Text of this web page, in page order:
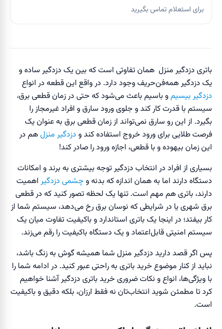
برای استعلام تماس بگیرید
باتری دزدگیر منزل همان تفاوتی است که بین یک دزدگیر ساده و
یک دزدگیر همه‌فن‌حریف وجود دارد. در واقع این قطعه در انواع
دزدگیر بیسیمو باسیم باعث می‌شود که حتی در زمان قطعی برق،
سیستم با قدرت کار کند و جلوی ورود سارق و افراد غیرمجاز را
بگیرد. از این رو سارق نمی‌تواند از زمان قطعی برق به عنوان یک
فرصت طلایی برای ورود خروج استفاده کند و دزدگیر منزلهم در
این زمان بیهوده و با قطعی، اجازه ورود را صادر کند!
بسیاری از افراد در انتخاب دزدگیر توجه بیشتری به برند و امکانات
دستگاه دارند اما به همان اندازه که بدنه و چشمی دزدگیر اهمیت
دارند، باتری هم مهم است. تنها یک لحظه تصور کنید که در قطعی
برق شهری یا در شرایطی که نوسان برق رخ می‌دهد، سیستم شما از
کار بیفتد؛ در اینجا یک باتری استاندارد و باکیفیت تفاوت میان یک
سیستم امنیتی قابل‌اعتماد و یک دستگاه باکیفیت را رقم می‌زند.
پس اگر قصد دارید دزدگیر منزل شما همیشه گوش به زنگ باشد،
نباید از کنار موضوع خرید باتری به راحتی عبور کنید. در ادامه شما را
با ویژگی‌ها، انواع و نکات ضروری خرید باتری دزدگیر آشنا خواهیم
کرد تا مطمئن شوید انتخاب‌تان نه فقط ارزان، بلکه دقیق و باکیفیت
است.